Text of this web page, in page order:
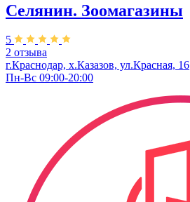
Селянин. Зоомагазины
5
2 отзыва
г.Краснодар, х.Казазов, ул.Красная, 16
Пн-Вс 09:00-20:00